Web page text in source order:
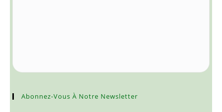
Abonnez-Vous À Notre Newsletter